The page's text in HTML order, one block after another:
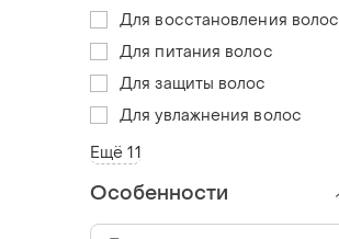
Для восстановления волос
Для питания волос
Для защиты волос
Для увлажнения волос
Ещё 11
Особенности